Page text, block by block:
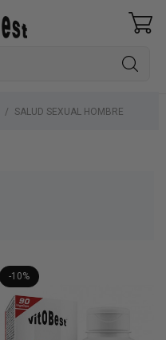
SALUD SEXUAL HOMBRE
-10%